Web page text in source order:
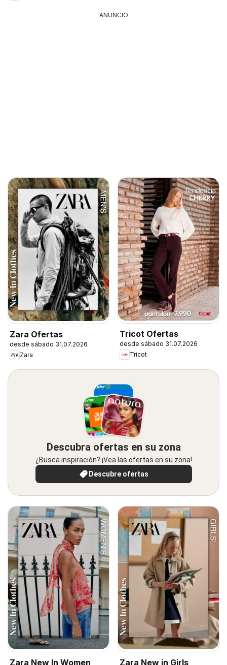
ANUNCIO
Zara Ofertas
desde sábado 31.07.2026
Zara
Tricot Ofertas
desde sábado 31.07.2026
Tricot
Descubra ofertas en su zona
¿Busca inspiración? ¡Vea las ofertas en su zona!
Descubre ofertas
Zara New In Women Zara New in Girls